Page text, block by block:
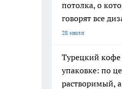
потолка, о
говорят все
28 июля
Турецкий кофе
упаковке: по
растворимый,